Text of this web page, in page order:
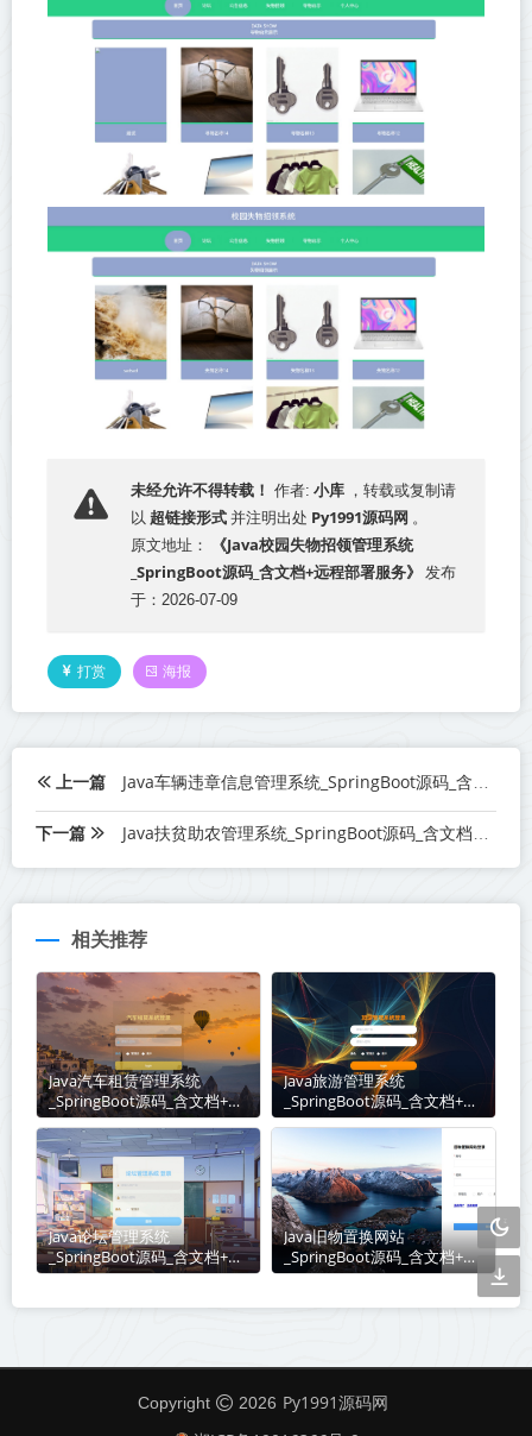
未经允许不得转载！ 作者: 小库 ，转载或复制请
以 超链接形式 并注明出处 Py1991源码网 。
原文地址：
《Java校园失物招领管理系统
_SpringBoot源码_含文档+远程部署服务》
发布
于：2026-07-09
打赏 海报
上一篇 Java车辆违章信息管理系统_SpringBoot源码_含文档+远程部署服务
下一篇 Java扶贫助农管理系统_SpringBoot源码_含文档+远程部署服务
相关推荐
Java汽车租赁管理系统
_SpringBoot源码_含文档+远
程部署服务
Java旅游管理系统
_SpringBoot源码_含文档+远
程部署服务
Java论坛管理系统
_SpringBoot源码_含文档+远
程部署服务
Java旧物置换网站
_SpringBoot源码_含文档+远
程部署服务
Copyright 2026 Py1991源码网